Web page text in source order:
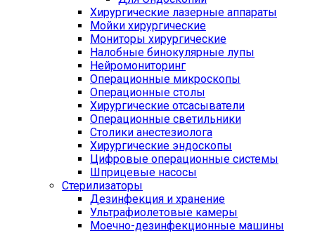
Хирургические лазерные аппараты
Мойки хирургические
Мониторы хирургические
Налобные бинокулярные лупы
Нейромониторинг
Операционные микроскопы
Операционные столы
Хирургические отсасыватели
Операционные светильники
Столики анестезиолога
Хирургические эндоскопы
Цифровые операционные системы
Шприцевые насосы
Стерилизаторы
Дезинфекция и хранение
Ультрафиолетовые камеры
Моечно-дезинфекционные машины